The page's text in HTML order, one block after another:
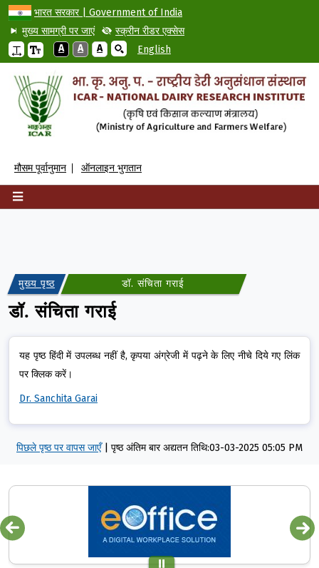
भारत सरकार | Government of India
मुख्य सामग्री पर जाएं
स्क्रीन रीडर एक्सेस
A
A A English
मौसम पूर्वानुमान ऑनलाइन भुगतान
मुख्य पृष्ठ डॉ. संचिता गराई
डॉ. संचिता गराई
यह पृष्ठ हिंदी में उपलब्ध नहीं है, कृपया अंग्रेजी में पढ़ने के लिए नीचे दिये गए लिंक
पर क्लिक करें।
Dr. Sanchita Garai
पिछले पृष्ठ पर वापस जाएँ पृष्ठ अंतिम बार अद्यतन तिथि:03-03-2025 05:05 PM